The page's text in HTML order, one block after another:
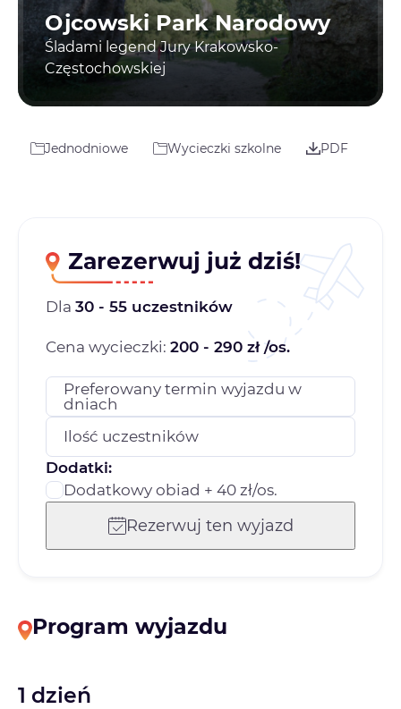
Ojcowski Park Narodowy
Śladami legend Jury Krakowsko-
Częstochowskiej
Jednodniowe Wycieczki szkolne PDF
Zarezerwuj już dziś!
Dla 30 - 55 uczestników
Cena wycieczki: 200 - 290 zł /os.
Preferowany termin wyjazdu w
dniach
Ilość uczestników
Dodatki:
Dodatkowy obiad + 40 zł/os.
Rezerwuj ten wyjazd
Program wyjazdu
1 dzień